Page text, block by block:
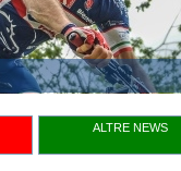
ALTRE NEWS